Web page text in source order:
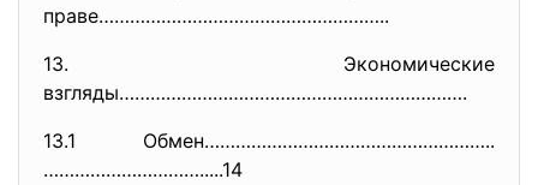
праве………………………………………………..
13. Экономические
взгляды………………………………………………………….
13.1 Обмен………………………………………………..
………………………….....14